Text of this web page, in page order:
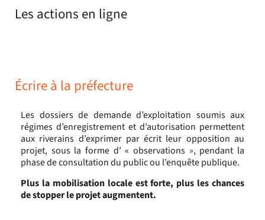
Les actions en ligne
Écrire à la préfecture
Les dossiers de demande d’exploitation soumis aux
régimes d’enregistrement et d’autorisation permettent
aux riverains d’exprimer par écrit leur opposition au
projet, sous la forme d’ « observations », pendant la
phase de consultation du public ou l’enquête publique.
Plus la mobilisation locale est forte, plus les chances
de stopper le projet augmentent.